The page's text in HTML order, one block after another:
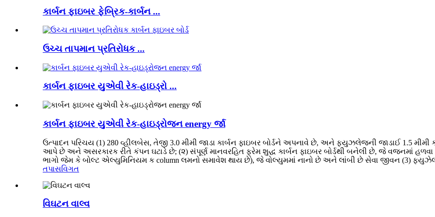
કાર્બન ફાઇબર ફેબ્રિક-કાર્બન ...
ઉચ્ચ તાપમાન પ્રતિરોધક ...
કાર્બન ફાઇબર યુએવી રેક-હાઇડ્રો ...
કાર્બન ફાઇબર યુએવી રેક-હાઇડ્રોજન energy ર્જા
ઉત્પાદન પરિચય (1) 280 વ્હીલબેસ, તેજી 3.0 મીમી જાડા કાર્બન ફાઇબર બોર્ડને અપનાવે છે, અને ફ્યુઝલેજની જાડાઈ 1.5 મીમી
આપે છે અને અસરકારક રીતે કંપન ઘટાડે છે; (૨) સંપૂર્ણ માનવરહિત ફ્રેમ શુદ્ધ કાર્બન ફાઇબર બોર્ડથી બનેલી છે, જે વજનમાં
ભાગો જેમ કે બોલ્ટ એલ્યુમિનિયમ ક column લમનો સમાવેશ થાય છે), જે વોલ્યુમમાં નાનો છે અને લાંબી છે સેવા જીવન (3)
તપાસવિગત
વિઘટન વાલ્વ